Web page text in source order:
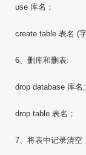
use 库名；
create table 表名 (
6、删库和删表:
drop database 库名;
drop table 表名；
7、将表中记录清空